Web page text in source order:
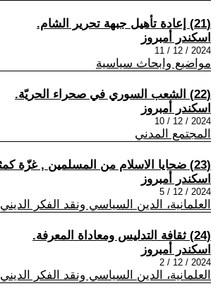
(21) إعادة تأهيل جبهة تحرير الشام.
اسكندر أمبروز
2024 / 12 / 11
مواضيع وابحاث سياسية
(22) الشعب السوري في صحراء الحريّة.
اسكندر أمبروز
2024 / 12 / 10
المجتمع المدني
(23) ضحايا الاسلام من المسلمين , غزّة كمثال.
اسكندر أمبروز
2024 / 12 / 5
العلمانية، الدين السياسي ونقد الفكر الديني
(24) ثقافة التدليس ومعاداة المعرفة.
اسكندر أمبروز
2024 / 12 / 2
العلمانية، الدين السياسي ونقد الفكر الديني